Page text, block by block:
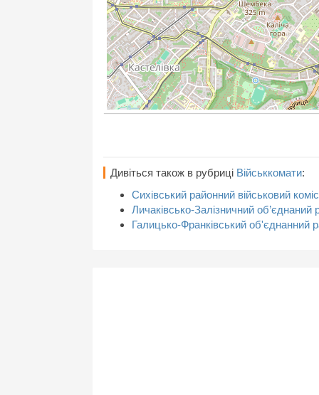
Дивіться також в рубриці Військкомати:
Сихівський районний військовий
Личаківсько-Залізничний об’єднаний
Галицько-Франківський об'єднанний